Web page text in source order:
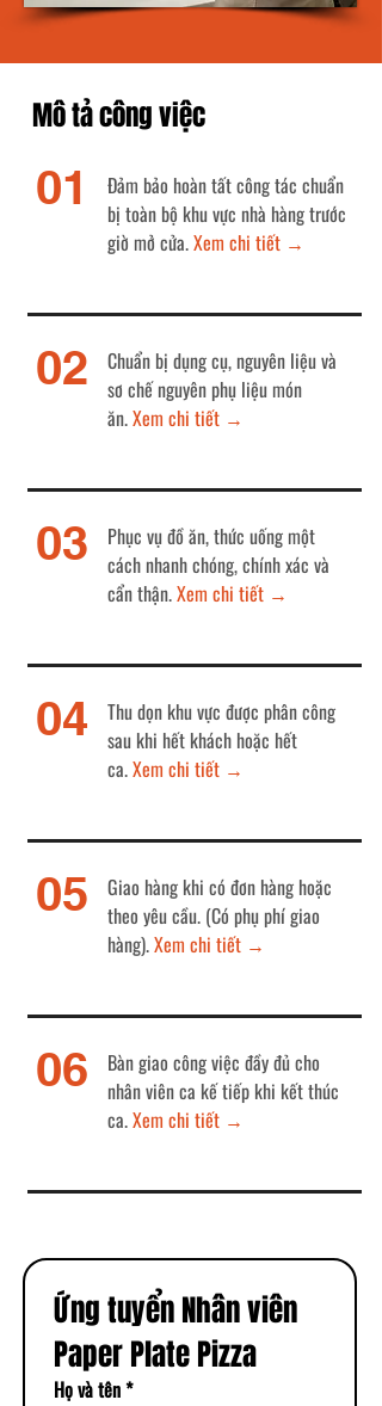
Mô tả công việc
01
Đảm bảo hoàn tất công tác chuẩn
bị toàn bộ khu vực nhà hàng trước
giờ mở cửa.Xem chi tiết →
02
Chuẩn bị dụng cụ, nguyên liệu và
sơ chế nguyên phụ liệu món
ăn.Xem chi tiết →
03
Phục vụ đồ ăn, thức uống một
cách nhanh chóng, chính xác và
cẩn thận.Xem chi tiết →
04
Thu dọn khu vực được phân công
sau khi hết khách hoặc hết
ca.Xem chi tiết →
05
Giao hàng khi có đơn hàng hoặc
theo yêu cầu. (Có phụ phí giao
hàng).Xem chi tiết →
06
Bàn giao công việc đầy đủ cho
nhân viên ca kế tiếp khi kết thúc
ca.Xem chi tiết →
Ứng tuyển Nhân viên
Paper Plate Pizza
Họ và tên*